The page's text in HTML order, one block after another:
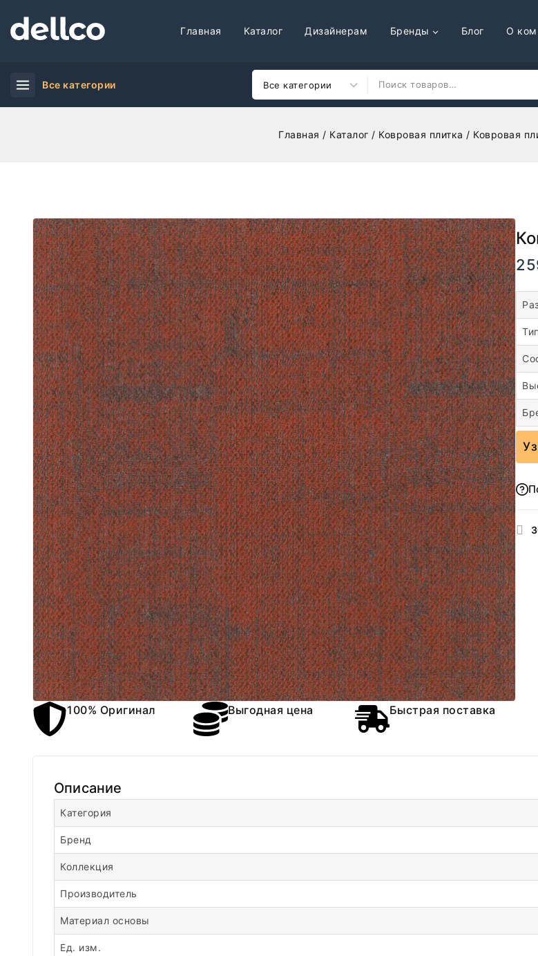
Главная Каталог Дизайнерам Бренды Блог О
Все категории
Главная / Каталог / Ковровая плитка / Ковровая
100% Оригинал Выгодная цена Быстрая поставка
Описание
Категория
Бренд
Коллекция
Производитель
Материал основы
Ед. изм.